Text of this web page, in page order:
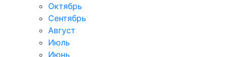
Октябрь
Сентябрь
Август
Июль
Июнь